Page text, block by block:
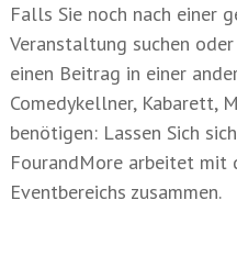
Falls Sie noch nach einer
Veranstaltung suchen
einen Beitrag in einer
Comedykellner, Kabarett,
benötigen: Lassen Sich
FourandMore arbeitet mit
Eventbereichs zusammen.